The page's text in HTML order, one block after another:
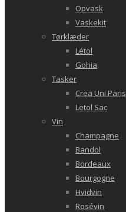
Opvask
Vaskekit
Tørklæder
Létol
Gohia
Tasker
Crea Uni Paris
Letol Sac
Vin
Champagne
Bandol
Bordeaux
Bourgogne
Hvidvin
Rosévin